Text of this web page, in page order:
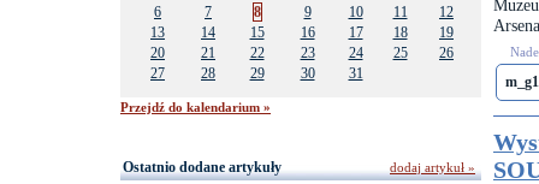
6
7 8 9 10 11
12
13
14 15 16 17 18
19
20
21 22 23 24 25
26
27
28 29 30 31
Przejdź do kalendarium »
Ostatnio dodane artykuły
dodaj artykuł »